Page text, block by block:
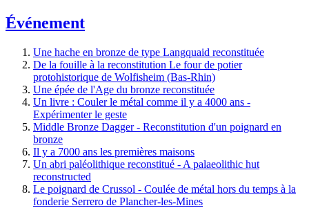
Événement
Une hache en bronze de type Langquaid reconstituée
De la fouille à la reconstitution Le four de potier
protohistorique de Wolfisheim (Bas-Rhin)
Une épée de l'Age du bronze reconstituée
Un livre : Couler le métal comme il y a 4000 ans -
Expérimenter le geste
Middle Bronze Dagger - Reconstitution d'un poignard en
bronze
Il y a 7000 ans les premières maisons
Un abri paléolithique reconstitué - A palaeolithic hut
reconstructed
Le poignard de Crussol - Coulée de métal hors du temps à la
fonderie Serrero de Plancher-les-Mines